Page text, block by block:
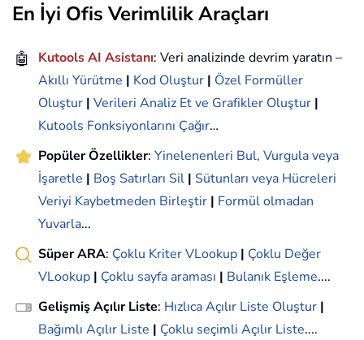
En İyi Ofis Verimlilik Araçları
🤖 Kutools AI Asistanı: Veri analizinde devrim yaratın –
Akıllı Yürütme | Kod Oluştur | Özel Formüller
Oluştur | Verileri Analiz Et ve Grafikler Oluştur |
Kutools Fonksiyonlarını Çağır…
Popüler Özellikler: Yinelenenleri Bul, Vurgula veya
İşaretle | Boş Satırları Sil | Sütunları veya Hücreleri
Veriyi Kaybetmeden Birleştir | Formül olmadan
Yuvarla...
Süper ARA: Çoklu Kriter VLookup | Çoklu Değer
VLookup | Çoklu sayfa araması | Bulanık Eşleme....
Gelişmiş Açılır Liste: Hızlıca Açılır Liste Oluştur |
Bağımlı Açılır Liste | Çoklu seçimli Açılır Liste....